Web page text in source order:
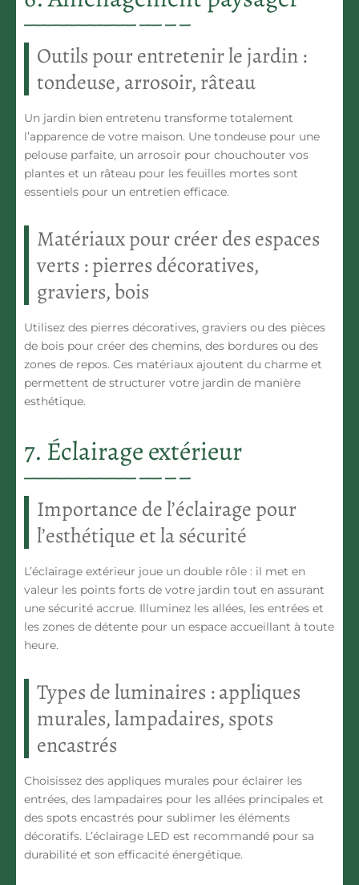
Outils pour entretenir le jardin :
tondeuse, arrosoir, râteau
Un jardin bien entretenu transforme totalement
l’apparence de votre maison. Une tondeuse pour une
pelouse parfaite, un arrosoir pour chouchouter vos
plantes et un râteau pour les feuilles mortes sont
essentiels pour un entretien efficace.
Matériaux pour créer des espaces
verts : pierres décoratives,
graviers, bois
Utilisez des pierres décoratives, graviers ou des pièces
de bois pour créer des chemins, des bordures ou des
zones de repos. Ces matériaux ajoutent du charme et
permettent de structurer votre jardin de manière
esthétique.
7. Éclairage extérieur
Importance de l’éclairage pour
l’esthétique et la sécurité
L’éclairage extérieur joue un double rôle : il met en
valeur les points forts de votre jardin tout en assurant
une sécurité accrue. Illuminez les allées, les entrées et
les zones de détente pour un espace accueillant à toute
heure.
Types de luminaires : appliques
murales, lampadaires, spots
encastrés
Choisissez des appliques murales pour éclairer les
entrées, des lampadaires pour les allées principales et
des spots encastrés pour sublimer les éléments
décoratifs. L’éclairage LED est recommandé pour sa
durabilité et son efficacité énergétique.